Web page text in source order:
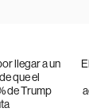
llegar a un
que el
de Trump